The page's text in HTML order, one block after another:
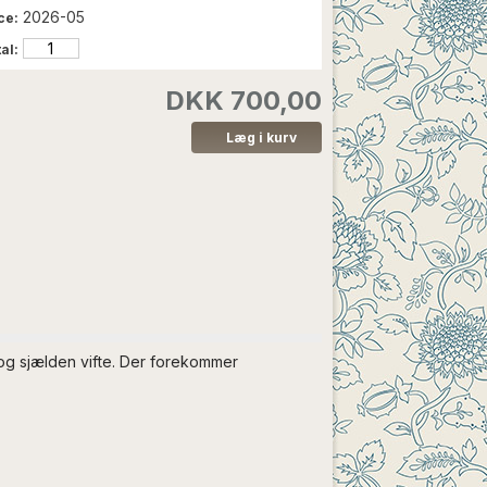
2026-05
DKK 700,00
sjælden vifte. Der forekommer